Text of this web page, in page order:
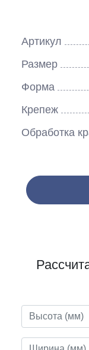
Артикул
Размер
Форма
Крепеж
Обработка